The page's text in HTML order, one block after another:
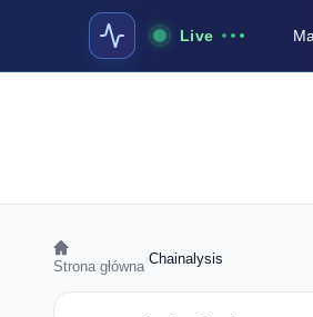
Live
Strona główna Chainalysis